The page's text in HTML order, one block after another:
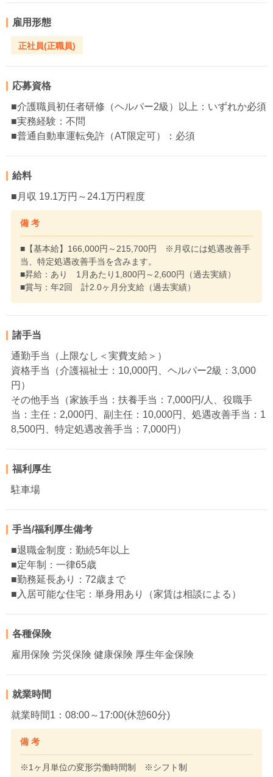
雇用形態
正社員(正職員)
応募資格
■介護職員初任者研修（ヘルパー2級）以上：いずれか必須
■実務経験：不問
■普通自動車運転免許（AT限定可）：必須
給料
■月収 19.1万円～24.1万円程度
備 考
■【基本給】166,000円～215,700円 ※月収には処遇改善手
当、特定処遇改善手当を含みます。
■昇給：あり 1月あたり1,800円～2,600円（過去実績）
■賞与：年2回 計2.0ヶ月分支給（過去実績）
諸手当
通勤手当（上限なし＜実費支給＞）
資格手当（介護福祉士：10,000円、ヘルパー2級：3,000
円）
その他手当（家族手当：扶養手当：7,000円/人、役職手
当：主任：2,000円、副主任：10,000円、処遇改善手当：1
8,500円、特定処遇改善手当：7,000円）
福利厚生
駐車場
手当/福利厚生備考
■退職金制度：勤続5年以上
■定年制：一律65歳
■勤務延長あり：72歳まで
■入居可能な住宅：単身用あり（家賃は相談による）
各種保険
雇用保険 労災保険 健康保険 厚生年金保険
就業時間
就業時間1：08:00～17:00(休憩60分)
備 考
※1ヶ月単位の変形労働時間制 ※シフト制